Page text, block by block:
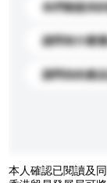
你們能提供
請問有什麼
請問你的產
本人確認已閱讀及